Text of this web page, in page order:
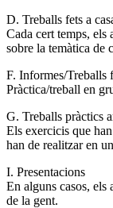
D. Treballs fets a
Cada cert temps, els
sobre la temàtica de
F. Informes/Treballs
Pràctica/treball en
G. Treballs pràctics
Els exercicis que
han de realitzar en
I. Presentacions
En alguns casos, els
de la gent.